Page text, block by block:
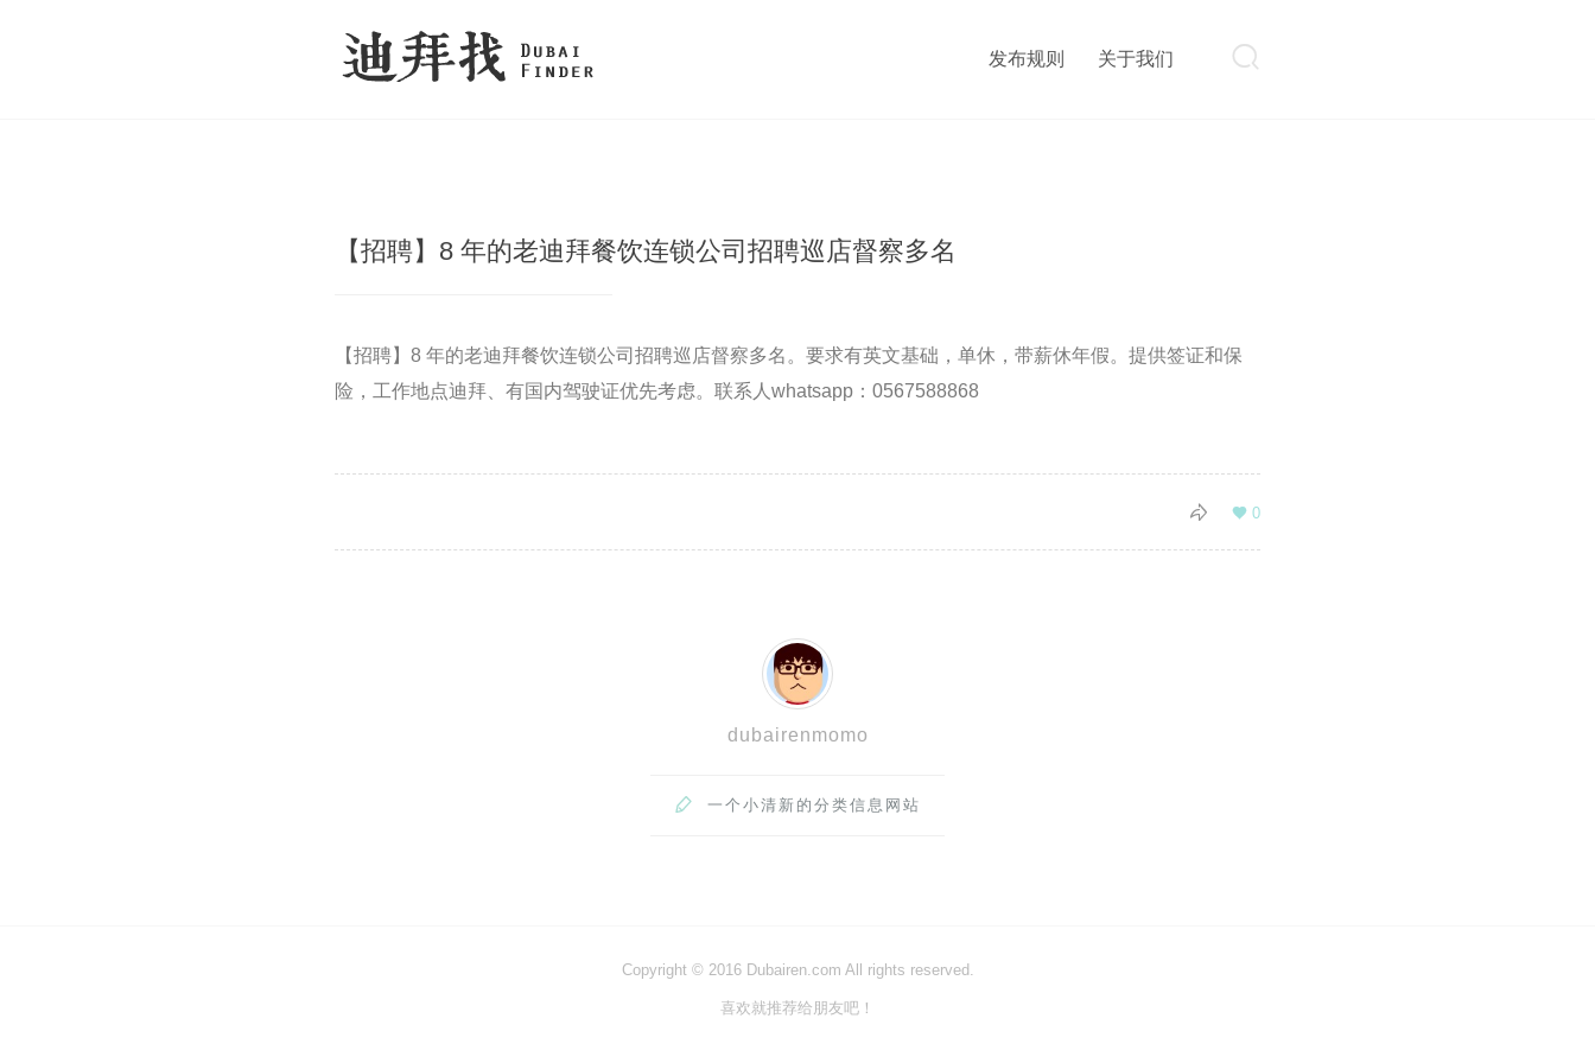

发布规则 关于我们
【招聘】8 年的老迪拜餐饮连锁公司招聘巡店督察多名
【招聘】8 年的老迪拜餐饮连锁公司招聘巡店督察多名。要求有英文基础，单休，带薪休年假。提供签证和保
险，工作地点迪拜、有国内驾驶证优先考虑。联系人whatsapp：0567588868
 0

dubairenmomo
 一个小清新的分类信息网站
Copyright © 2016 Dubairen.com All rights reserved.
喜欢就推荐给朋友吧！